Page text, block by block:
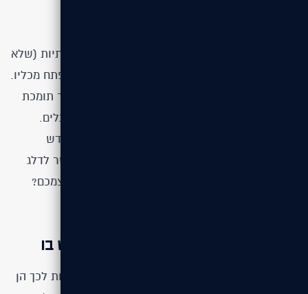
כולם יודעים שיש ל-JavaScript כמה נטיות התנהגותיות (שלא
נאמר הפרעות קשב וריכוז) אשר יכולות להוציא מפתח מכליו.
אולם, ברוב המקרים זוהי שפת תכנות מודרנית אשר תומכת
בסינטקס עדכני עם כמה תכונות שימושיות כמו מעגלים.
מפתחים יכולים בקלות לסדר את ה-JavaScript מחדש
ולהרחיב אותה בהתאם לצרכיהם. בקיצור, אם אפשר לדלג
מעל פונקציונאליות ללא מאמץ, למה להגביל את עצמכם?
הרשת מלאה בקוד PHP והפלטפורמות הפופולאריות לכך הן